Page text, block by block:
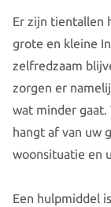
Er zijn tientallen
grote en kleine
zelfredzaam
zorgen er
wat minder
hangt af van uw
woonsituatie en
Een hulpmiddel